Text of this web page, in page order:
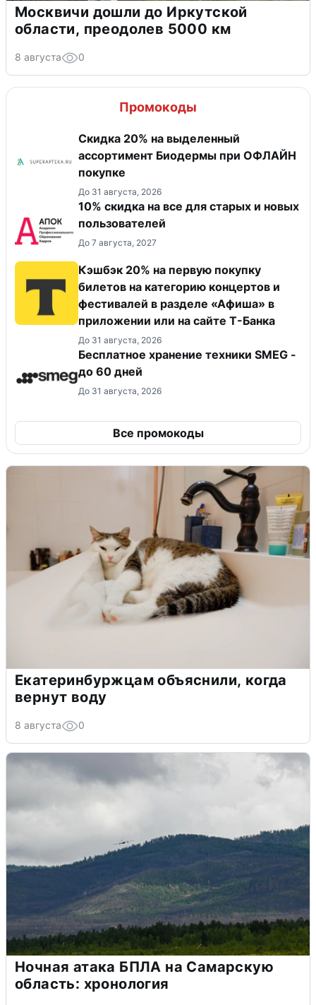
Москвичи дошли до Иркутской
области, преодолев 5000 км
8 августа 0
Промокоды
Скидка 20% на выделенный
ассортимент Биодермы при ОФЛАЙН
покупке
До 31 августа, 2026
10% скидка на все для старых и новых
пользователей
До 7 августа, 2027
Кэшбэк 20% на первую покупку
билетов на категорию концертов и
фестивалей в разделе «Афиша» в
приложении или на сайте Т-Банка
До 31 августа, 2026
Бесплатное хранение техники SMEG -
до 60 дней
До 31 августа, 2026
Все промокоды
Екатеринбуржцам объяснили, когда
вернут воду
8 августа 0
Ночная атака БПЛА на Самарскую
область: хронология